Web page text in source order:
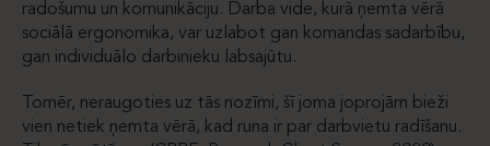
radošumu un komunikāciju. Darba vide, kurā ņemta vērā
sociālā ergonomika, var uzlabot gan komandas sadarbību,
gan individuālo darbinieku labsajūtu.
Tomēr, neraugoties uz tās nozīmi, šī joma joprojām bieži
vien netiek ņemta vērā, kad runa ir par darbvietu radīšanu.